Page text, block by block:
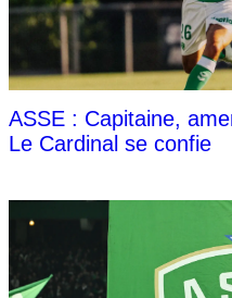
ASSE : Capitaine,
Le Cardinal se confie